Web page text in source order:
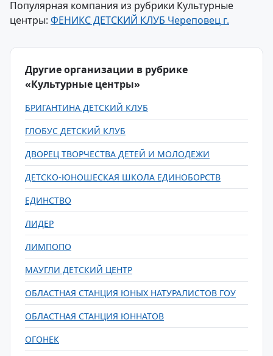
Популярная компания из рубрики Культурные
центры: ФЕНИКС ДЕТСКИЙ КЛУБ Череповец г.
Другие организации в рубрике
«Культурные центры»
БРИГАНТИНА ДЕТСКИЙ КЛУБ
ГЛОБУС ДЕТСКИЙ КЛУБ
ДВОРЕЦ ТВОРЧЕСТВА ДЕТЕЙ И МОЛОДЕЖИ
ДЕТСКО-ЮНОШЕСКАЯ ШКОЛА ЕДИНОБОРСТВ
ЕДИНСТВО
ЛИДЕР
ЛИМПОПО
МАУГЛИ ДЕТСКИЙ ЦЕНТР
ОБЛАСТНАЯ СТАНЦИЯ ЮНЫХ НАТУРАЛИСТОВ ГОУ
ОБЛАСТНАЯ СТАНЦИЯ ЮННАТОВ
ОГОНЕК